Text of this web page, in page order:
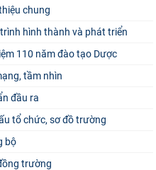
chung
hình thành và phát triển
110 năm đào tạo Dược
tầm nhìn
đầu ra
tổ chức, sơ đồ trường
bộ
trường